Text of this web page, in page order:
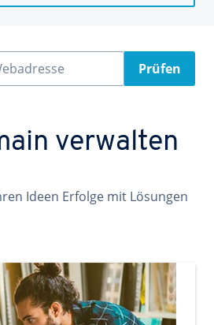
Prüfen
verwalten
Ideen Erfolge mit Lösungen